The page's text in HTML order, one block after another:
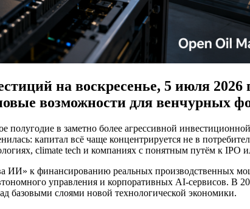
на воскресенье, 5 июля 2026
возможности для венчурных
в заметно более агрессивной
капитал всё чаще концентрируется не в
climate tech и компаниях с понятным путём к IPO
ИИ» к финансированию реальных производственных
управления и корпоративных AI-сервисов. В
базовыми слоями новой технологической экономики.